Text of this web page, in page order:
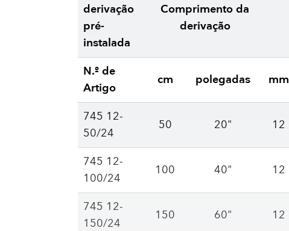
derivação
pré-
instalada
Comprimento da
derivação
N.º de
Artigo
cm polegadas mm
745 12-
50/24
50 20" 12
745 12-
100/24
100 40" 12
745 12-
150/24
150 60" 12